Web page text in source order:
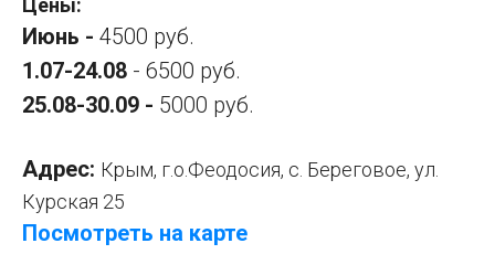
Цены:
Июнь - 4500 руб.
1.07-24.08 - 6500 руб.
25.08-30.09 - 5000 руб.
Адрес: Крым, г.о.Феодосия, с. Береговое, ул.
Курская 25
Посмотреть на карте